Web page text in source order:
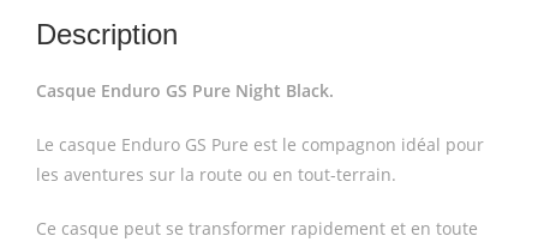
Description
Casque Enduro GS Pure Night Black.
Le casque Enduro GS Pure est le compagnon idéal pour
les aventures sur la route ou en tout-terrain.
Ce casque peut se transformer rapidement et en toute